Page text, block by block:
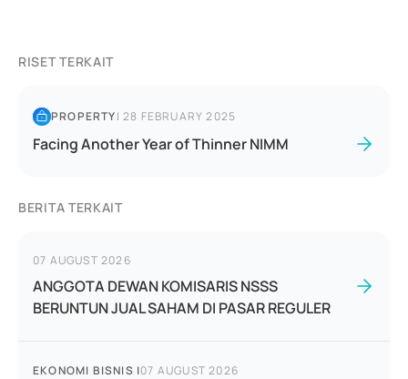
RISET TERKAIT
PROPERTY|28 FEBRUARY 2025
Facing Another Year of Thinner NIMM
BERITA TERKAIT
07 AUGUST 2026
ANGGOTA DEWAN KOMISARIS NSSS
BERUNTUN JUAL SAHAM DI PASAR REGULER
EKONOMI BISNIS |07 AUGUST 2026